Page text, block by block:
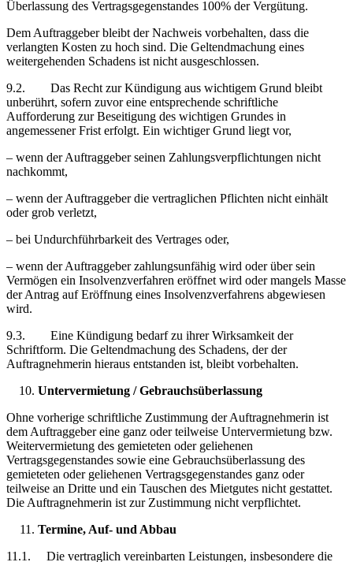
Überlassung des Vertragsgegenstandes 100% der Vergütung.
Dem Auftraggeber bleibt der Nachweis vorbehalten, dass die
verlangten Kosten zu hoch sind. Die Geltendmachung eines
weitergehenden Schadens ist nicht ausgeschlossen.
9.2. Das Recht zur Kündigung aus wichtigem Grund bleibt
unberührt, sofern zuvor eine entsprechende schriftliche
Aufforderung zur Beseitigung des wichtigen Grundes in
angemessener Frist erfolgt. Ein wichtiger Grund liegt vor,
– wenn der Auftraggeber seinen Zahlungsverpflichtungen nicht
nachkommt,
– wenn der Auftraggeber die vertraglichen Pflichten nicht einhält
oder grob verletzt,
– bei Undurchführbarkeit des Vertrages oder,
– wenn der Auftraggeber zahlungsunfähig wird oder über sein
Vermögen ein Insolvenzverfahren eröffnet wird oder mangels Masse
der Antrag auf Eröffnung eines Insolvenzverfahrens abgewiesen
wird.
9.3. Eine Kündigung bedarf zu ihrer Wirksamkeit der
Schriftform. Die Geltendmachung des Schadens, der der
Auftragnehmerin hieraus entstanden ist, bleibt vorbehalten.
Untervermietung / Gebrauchsüberlassung
Ohne vorherige schriftliche Zustimmung der Auftragnehmerin ist
dem Auftraggeber eine ganz oder teilweise Untervermietung bzw.
Weitervermietung des gemieteten oder geliehenen
Vertragsgegenstandes sowie eine Gebrauchsüberlassung des
gemieteten oder geliehenen Vertragsgegenstandes ganz oder
teilweise an Dritte und ein Tauschen des Mietgutes nicht gestattet.
Die Auftragnehmerin ist zur Zustimmung nicht verpflichtet.
Termine, Auf- und Abbau
11.1. Die vertraglich vereinbarten Leistungen, insbesondere die